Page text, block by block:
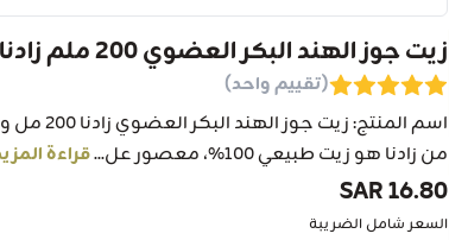
زيت جوز الهند البكر العضوي 200 ملم زادنا
(تقييم واحد)
اسم
من زادنا هو زيت طبيعي 100%، معصور عل...
قراءة
16.80 SAR
السعر شامل الضريبة